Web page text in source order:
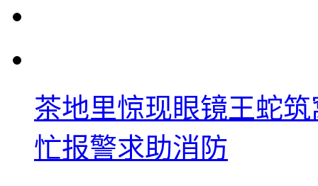
茶地里惊现眼镜王蛇
忙报警求助消防